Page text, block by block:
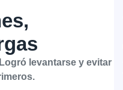
levantarse y evitar